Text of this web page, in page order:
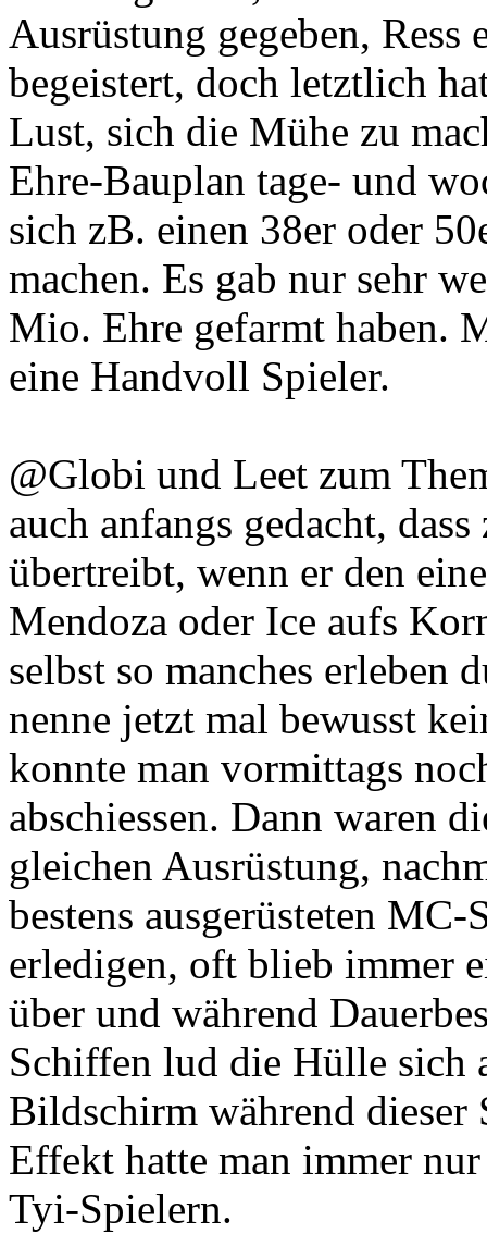
Ausrüstung gegeben, Ress
begeistert, doch letztlich
Lust, sich die Mühe zu
Ehre-Bauplan tage- und
sich zB. einen 38er oder
machen. Es gab nur sehr
Mio. Ehre gefarmt haben.
eine Handvoll Spieler.
@Globi und Leet zum
auch anfangs gedacht,
übertreibt, wenn er den
Mendoza oder Ice aufs
selbst so manches erleben
nenne jetzt mal bewusst
konnte man vormittags
abschiessen. Dann waren
gleichen Ausrüstung,
bestens ausgerüsteten
erledigen, oft blieb immer
über und während
Schiffen lud die Hülle sich
Bildschirm während dieser
Effekt hatte man immer
Tyi-Spielern.